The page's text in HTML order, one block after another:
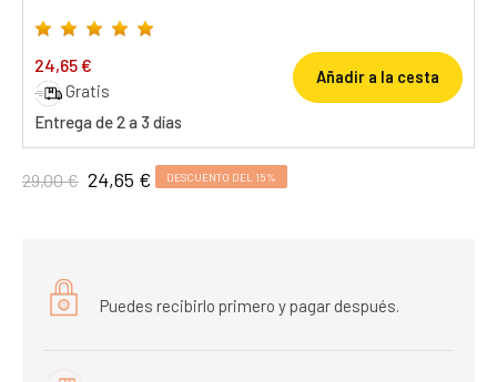
24,65 €
Gratis
Entrega de 2 a 3 días
Añadir a la cesta
29,00 € 24,65 € DESCUENTO DEL 15%
Puedes recibirlo primero y pagar después.